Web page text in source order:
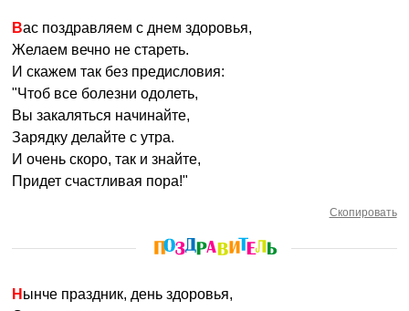
Вас поздравляем с днем здоровья,
Желаем вечно не стареть.
И скажем так без предисловия:
"Чтоб все болезни одолеть,
Вы закаляться начинайте,
Зарядку делайте с утра.
И очень скоро, так и знайте,
Придет счастливая пора!"
Скопировать
Нынче праздник, день здоровья,